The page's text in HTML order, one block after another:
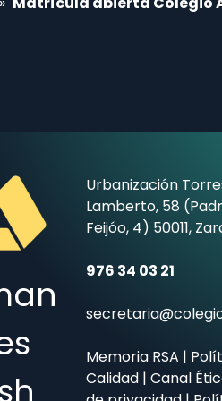
Urbanización
Lamberto, 58
Feijóo, 4) 50011,
976 34 03 21
Memoria RSA |
Calidad | Canal